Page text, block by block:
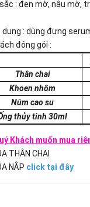
: đen mờ, nâu mờ,
dụng : dùng đựng
đóng gói :
Thân chai
Khoen nhôm
Núm cao su
thủy tinh 30ml
Khách muốn mua
THÂN CHAI
NẮP click tại đây